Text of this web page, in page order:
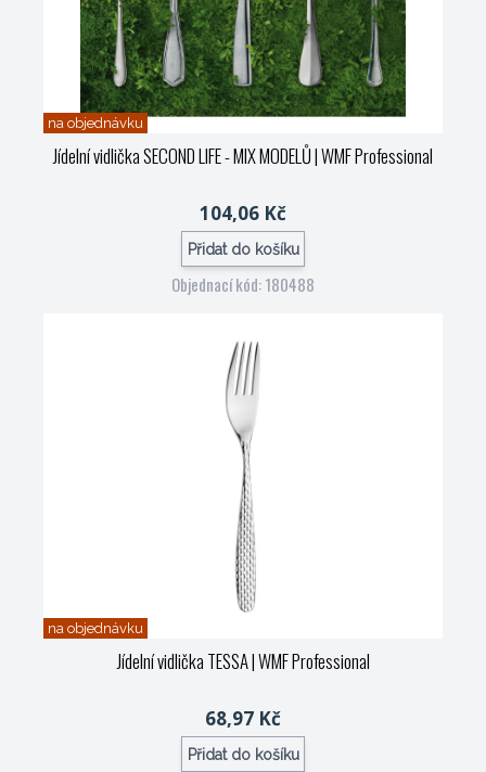
na objednávku
Jídelní vidlička SECOND LIFE - MIX MODELŮ| WMF Professional
104,06 Kč
Přidat do košíku
Objednací kód: 180488
na objednávku
Jídelní vidlička TESSA| WMF Professional
68,97 Kč
Přidat do košíku